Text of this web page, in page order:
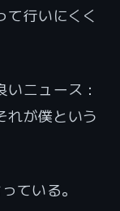
て行いにくく
ニュース：
れが僕という
ている。